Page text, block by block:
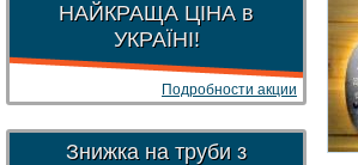
НАЙКРАЩА ЦІНА в
УКРАЇНІ!
Подробности акции
Знижка на труби з